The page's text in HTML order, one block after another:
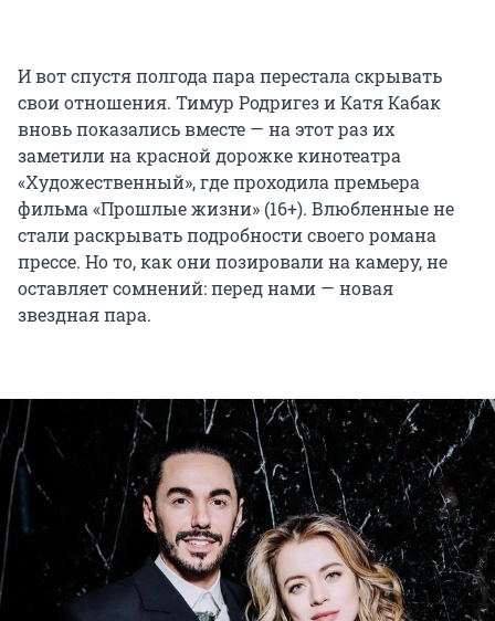
И вот спустя полгода пара перестала скрывать
свои отношения. Тимур Родригез и Катя Кабак
вновь показались вместе — на этот раз их
заметили на красной дорожке кинотеатра
«Художественный», где проходила премьера
фильма «Прошлые жизни» (16+). Влюбленные не
стали раскрывать подробности своего романа
прессе. Но то, как они позировали на камеру, не
оставляет сомнений: перед нами — новая
звездная пара.